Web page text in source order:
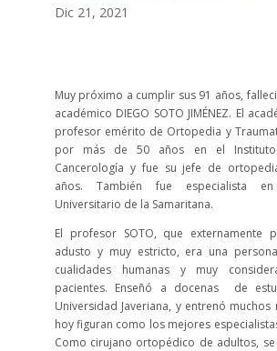
Dic 21, 2021
Muy próximo a cumplir sus 91 años,
académico DIEGO SOTO JIMÉNEZ. El
profesor emérito de Ortopedia y
por más de 50 años en el Instituto
Cancerología y fue su jefe de
años. También fue especialista
Universitario de la Samaritana.
El profesor SOTO, que externamente
adusto y muy estricto, era una
cualidades humanas y muy
pacientes. Enseñó a docenas de
Universidad Javeriana, y entrenó muchos
hoy figuran como los mejores
Como cirujano ortopédico de adultos, se